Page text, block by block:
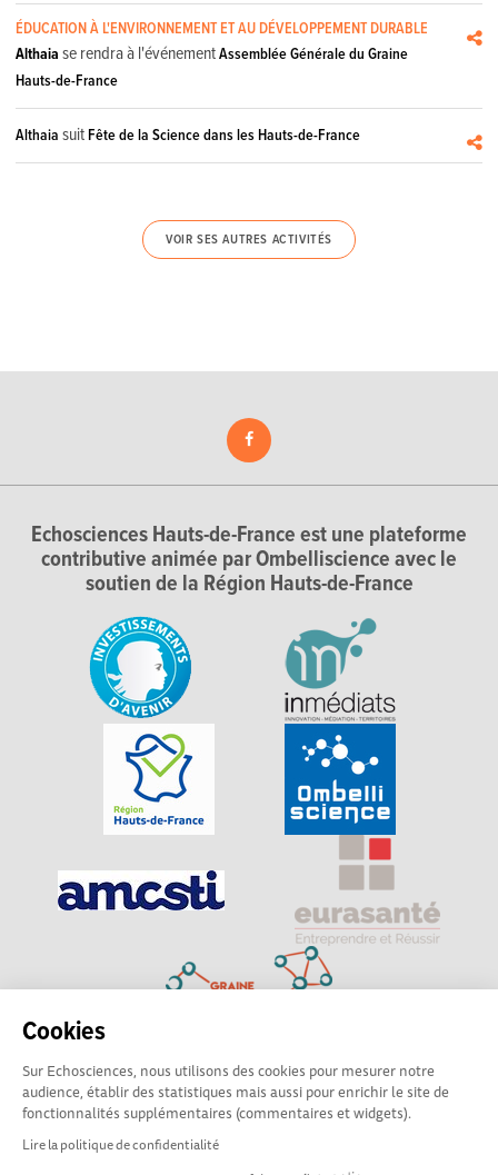
Cookies
Sur Echosciences, nous utilisons des cookies pour mesurer notre
audience, établir des statistiques mais aussi pour enrichir le site de
fonctionnalités supplémentaires (commentaires et widgets).
Lire la politique de confidentialité
ÉDUCATION À L'ENVIRONNEMENT ET AU DÉVELOPPEMENT DURABLE
Althaia se rendra à l'événementAssemblée Générale du Graine
Hauts-de-France
Althaia suitFête de la Science dans les Hauts-de-France
VOIR SES AUTRES ACTIVITÉS
Echosciences Hauts-de-France est une plateforme
contributive animée par Ombelliscience avec le
soutien de la Région Hauts-de-France
Explorer, s’exprimer, rentrer en contact : Echosciences
Hauts-de-France est le réseau social des amateurs de
sciences et de technologies du territoire